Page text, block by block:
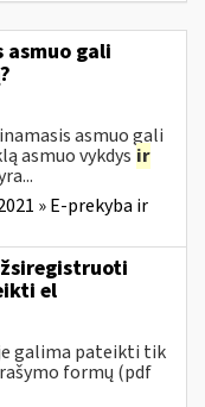
gali
asmuo gali
asmuo vykdys ir
» E-prekyba ir
el
galima pateikti tik
formų (pdf